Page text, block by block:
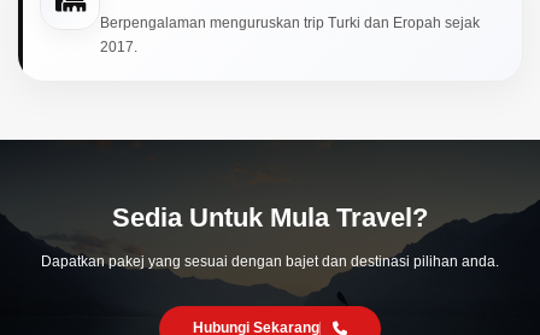
Berpengalaman menguruskan trip Turki dan Eropah sejak
2017.
Sedia Untuk Mula Travel?
Dapatkan pakej yang sesuai dengan bajet dan destinasi pilihan anda.
Hubungi Sekarang